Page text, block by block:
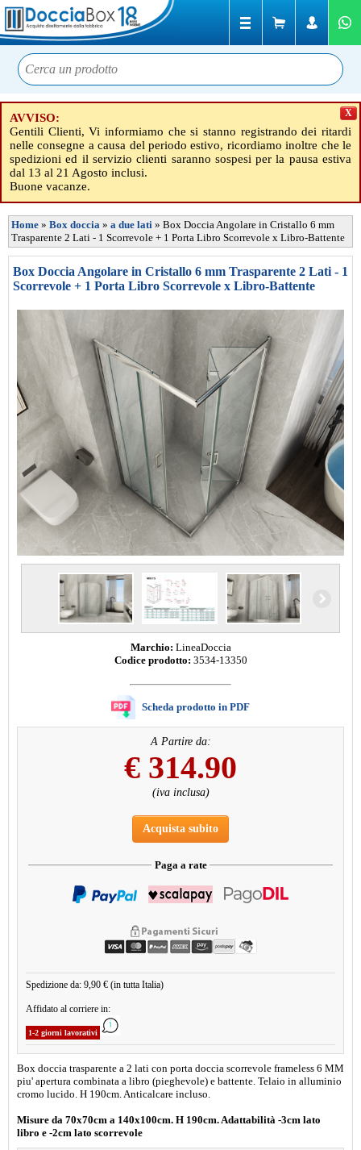
AVVISO:
Gentili Clienti, Vi informiamo che si stanno registrando dei ritardi
nelle consegne a causa del periodo estivo, ricordiamo inoltre che le
spedizioni ed il servizio clienti saranno sospesi per la pausa estiva
dal 13 al 21 Agosto inclusi.
Buone vacanze.
X
Home » Box doccia » a due lati » Box Doccia Angolare in Cristallo 6 mm
Trasparente 2 Lati - 1 Scorrevole + 1 Porta Libro Scorrevole x Libro-Battente
Box Doccia Angolare in Cristallo 6 mm Trasparente 2 Lati - 1
Scorrevole + 1 Porta Libro Scorrevole x Libro-Battente
Marchio: LineaDoccia
Codice prodotto: 3534-13350
Scheda prodotto in PDF
A Partire da:
€ 314.90
(iva inclusa)
Acquista subito
Paga a rate
Spedizione da: 9,90 € (in tutta Italia)
Affidato al corriere in:
1-2 giorni lavorativi
Box doccia trasparente a 2 lati con porta doccia scorrevole frameless 6 MM
piu' apertura combinata a libro (pieghevole) e battente. Telaio in alluminio
cromo lucido. H 190cm. Anticalcare incluso.
Misure da 70x70cm a 140x100cm. H 190cm. Adattabilità -3cm lato
libro e -2cm lato scorrevole